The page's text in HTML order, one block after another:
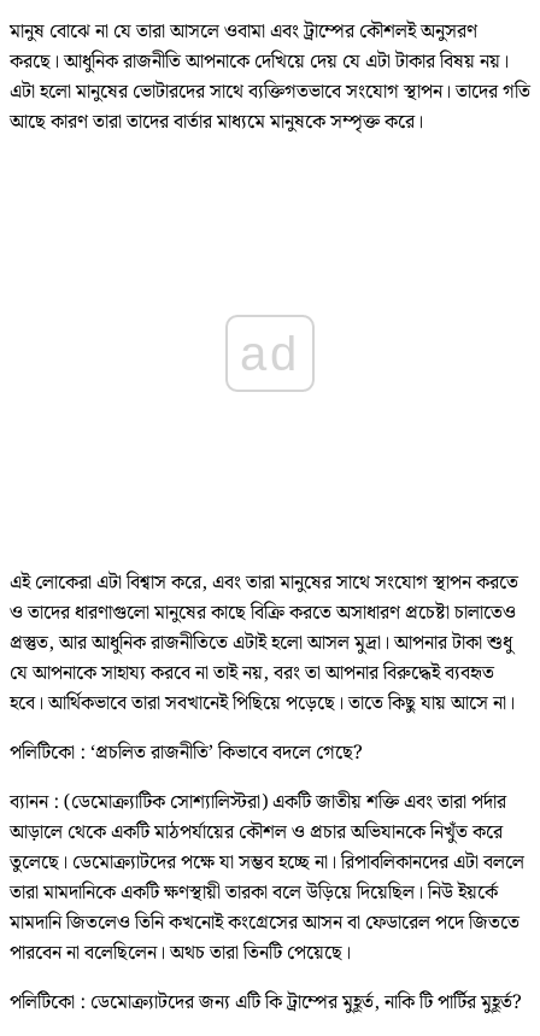
মানুষ বোঝে না যে তারা আসলে ওবামা এবং ট্রাম্পের কৌশলই অনুসরণ
করছে। আধুনিক রাজনীতি আপনাকে দেখিয়ে দেয় যে এটা টাকার বিষয় নয়।
এটা হলো মানুষের ভোটারদের সাথে ব্যক্তিগতভাবে সংযোগ স্থাপন। তাদের গতি
আছে কারণ তারা তাদের বার্তার মাধ্যমে মানুষকে সম্পৃক্ত করে।
ad
এই লোকেরা এটা বিশ্বাস করে, এবং তারা মানুষের সাথে সংযোগ স্থাপন করতে
ও তাদের ধারণাগুলো মানুষের কাছে বিক্রি করতে অসাধারণ প্রচেষ্টা চালাতেও
প্রস্তুত, আর আধুনিক রাজনীতিতে এটাই হলো আসল মুদ্রা। আপনার টাকা শুধু
যে আপনাকে সাহায্য করবে না তাই নয়, বরং তা আপনার বিরুদ্ধেই ব্যবহৃত
হবে। আর্থিকভাবে তারা সবখানেই পিছিয়ে পড়েছে। তাতে কিছু যায় আসে না।
পলিটিকো : ‘প্রচলিত রাজনীতি’ কিভাবে বদলে গেছে?
ব্যানন : (ডেমোক্র্যাটিক সোশ্যালিস্টরা) একটি জাতীয় শক্তি এবং তারা পর্দার
আড়ালে থেকে একটি মাঠপর্যায়ের কৌশল ও প্রচার অভিযানকে নিখুঁত করে
তুলেছে। ডেমোক্র্যাটদের পক্ষে যা সম্ভব হচ্ছে না। রিপাবলিকানদের এটা বললে
তারা মামদানিকে একটি ক্ষণস্থায়ী তারকা বলে উড়িয়ে দিয়েছিল। নিউ ইয়র্কে
মামদানি জিতলেও তিনি কখনোই কংগ্রেসের আসন বা ফেডারেল পদে জিততে
পারবেন না বলেছিলেন। অথচ তারা তিনটি পেয়েছে।
পলিটিকো : ডেমোক্র্যাটদের জন্য এটি কি ট্রাম্পের মুহূর্ত, নাকি টি পার্টির মুহূর্ত?